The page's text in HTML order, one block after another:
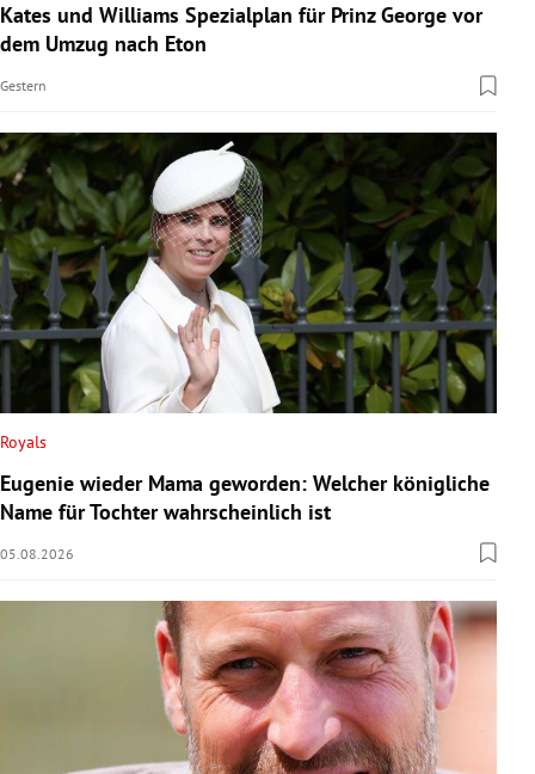
Kates und Williams Spezialplan für Prinz George vor
dem Umzug nach Eton
Gestern
Royals
Eugenie wieder Mama geworden: Welcher königliche
Name für Tochter wahrscheinlich ist
05.08.2026